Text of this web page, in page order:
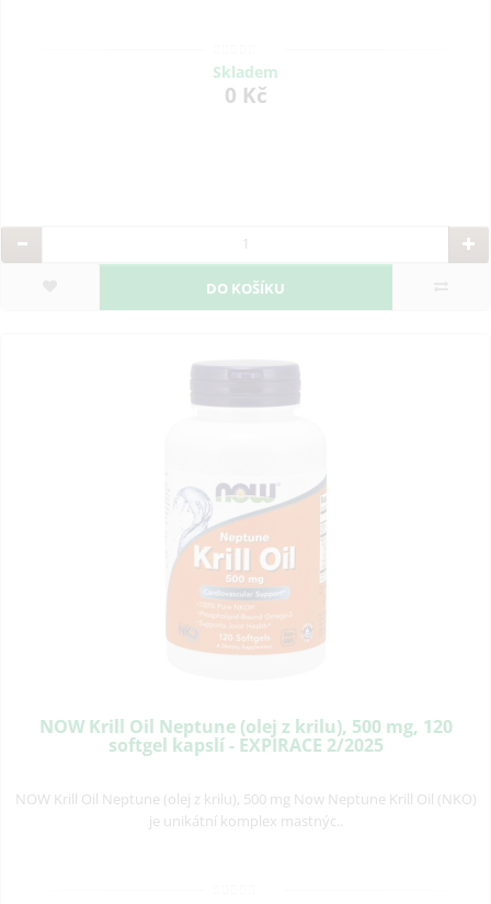
Skladem
0 Kč
DO KOŠÍKU
NOW Krill Oil Neptune (olej z krilu), 500 mg, 120
softgel kapslí - EXPIRACE 2/2025
NOW Krill Oil Neptune (olej z krilu), 500 mg Now Neptune Krill Oil (NKO)
je unikátní komplex mastnýc..